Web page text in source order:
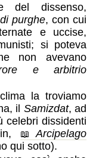
del dissenso,
purghe, con cui
e uccise,
si poteva
non avevano
e arbitrio
la troviamo
il Samizdat, ad
celebri dissidenti
Arcipelago
qui sotto).